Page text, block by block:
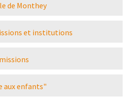
de Monthey
et institutions
aux enfants"